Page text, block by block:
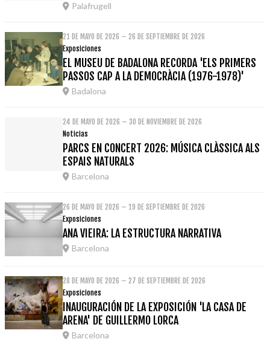
Palafrugell
21 DE MAYO DE 2026 – 26 DE SEPTIEMBRE DE 2026
Exposiciones
EL MUSEU DE BADALONA RECORDA 'ELS PRIMERS
PASSOS CAP A LA DEMOCRÀCIA (1976-1978)'
Badalona
24 DE MAYO DE 2026 – 30 DE NOVIEMBRE DE 2026
Noticias
PARCS EN CONCERT 2026: MÚSICA CLÀSSICA ALS
ESPAIS NATURALS
Barcelona
26 DE MAYO DE 2026 – 19 DE SEPTIEMBRE DE 2026
Exposiciones
ANA VIEIRA: LA ESTRUCTURA NARRATIVA
Barcelona
28 DE MAYO DE 2026 – 27 DE SEPTIEMBRE DE 2026
Exposiciones
INAUGURACIÓN DE LA EXPOSICIÓN 'LA CASA DE
ARENA' DE GUILLERMO LORCA
Barcelona